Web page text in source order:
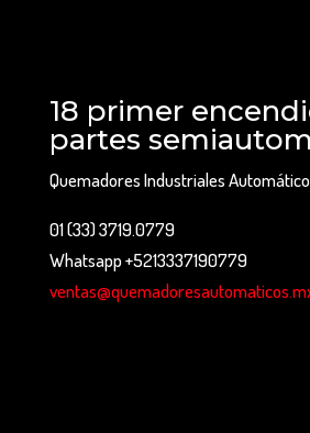
18 primer
partes
Quemadores Industriales
01 (33) 3719.0779
Whatsapp +5213337190779